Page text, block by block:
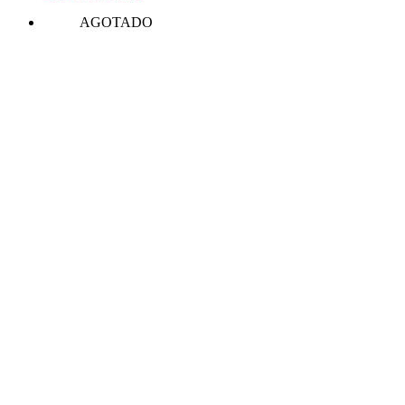
AGOTADO